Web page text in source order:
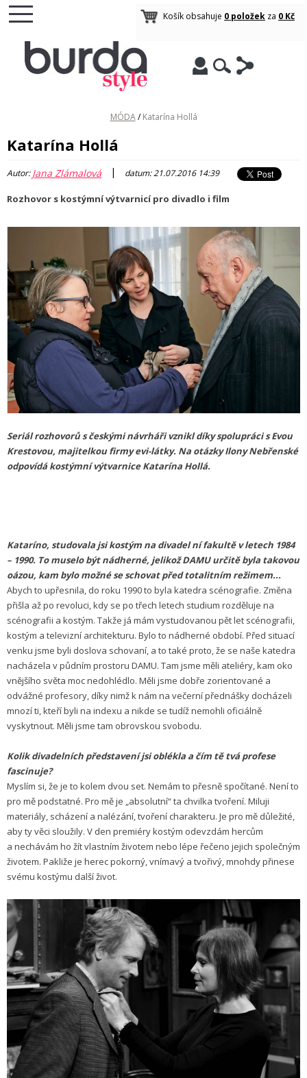
Košík obsahuje 0 položek za 0 Kč
MÓDA / Katarína Hollá
Katarína Hollá
Autor:Jana Zlámalová | datum: 21.07.2016 14:39
Rozhovor s kostýmní výtvarnicí pro divadlo i film
Seriál rozhovorů s českými návrháři vznikl díky spolupráci s Evou
Krestovou, majitelkou firmy evi-látky. Na otázky Ilony Nebřenské
odpovídá kostýmní výtvarnice Katarína Hollá.
Kataríno, studovala jsi kostým na divadel ní fakultě v letech 1984
– 1990. To muselo být nádherné, jelikož DAMU určitě byla takovou
oázou, kam bylo možné se schovat před totalitním režimem...
Abych to upřesnila, do roku 1990 to byla katedra scénografie. Změna
přišla až po revoluci, kdy se po třech letech studium rozděluje na
scénografii a kostým. Takže já mám vystudovanou pět let scénografii,
kostým a televizní architekturu. Bylo to nádherné období. Před situací
venku jsme byli doslova schovaní, a to také proto, že se naše katedra
nacházela v půdním prostoru DAMU. Tam jsme měli ateliéry, kam oko
vnějšího světa moc nedohlédlo. Měli jsme dobře zorientované a
odvážné profesory, díky nimž k nám na večerní přednášky docházeli
mnozí ti, kteří byli na indexu a nikde se tudíž nemohli oficiálně
vyskytnout. Měli jsme tam obrovskou svobodu.
Kolik divadelních představení jsi oblékla a čím tě tvá profese
fascinuje?
Myslím si, že je to kolem dvou set. Nemám to přesně spočítané. Není to
pro mě podstatné. Pro mě je „absolutní“ ta chvilka tvoření. Miluji
materiály, scházení a nalézání, tvoření charakteru. Je pro mě důležité,
aby ty věci sloužily. V den premiéry kostým odevzdám hercům
a nechávám ho žít vlastním životem nebo lépe řečeno jejich společným
životem. Pakliže je herec pokorný, vnímavý a tvořivý, mnohdy přinese
svému kostýmu další život.